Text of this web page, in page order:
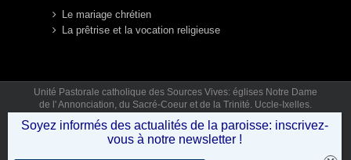
Le mariage chrétien
La prêtrise et la vocation religieuse
Unité Pastorale catholique des Sources Vives: églises Notre Dame
de l' Annonciation, du Sacré-Coeur et de la Trinité. Uccle-Ixelles.
Mail: secretariat.sourcesvives@gmail.com Tél: 02 346 92 12 (lun,
mar, jeu, ven 9h30-12h30) © Copyright 2019 - Unité Pastorale des
Sources Vives .
Soyez informés des actualités de la paroisse: inscrivez-
vous à notre newsletter !